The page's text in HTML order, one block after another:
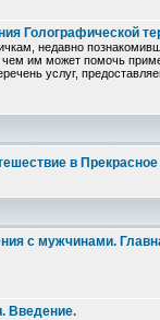
Голографической
недавно
им может помочь
услуг,
в
с мужчинами.
Введение.